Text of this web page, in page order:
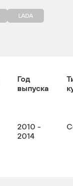
LADA
Год
выпуска
2010 -
2014